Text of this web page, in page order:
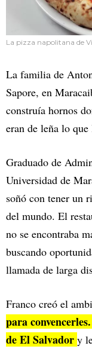
La pizza napolitana de
La familia de
Sapore, en
construía hornos
eran de leña lo
Graduado de
Universidad de
soñó con tener un
del mundo. El
no se encontraba
buscando
llamada de larga
Franco creó el
para
de El Salvador y